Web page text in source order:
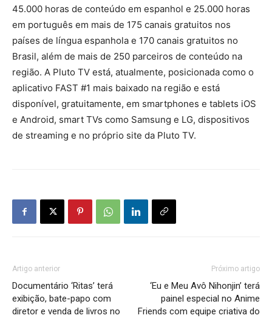
45.000 horas de conteúdo em espanhol e 25.000 horas
em português em mais de 175 canais gratuitos nos
países de língua espanhola e 170 canais gratuitos no
Brasil, além de mais de 250 parceiros de conteúdo na
região. A Pluto TV está, atualmente, posicionada como o
aplicativo FAST #1 mais baixado na região e está
disponível, gratuitamente, em smartphones e tablets iOS
e Android, smart TVs como Samsung e LG, dispositivos
de streaming e no próprio site da Pluto TV.
Artigo anterior
Documentário ‘Ritas’ terá
exibição, bate-papo com
diretor e venda de livros no
Próximo artigo
‘Eu e Meu Avô Nihonjin’ terá
painel especial no Anime
Friends com equipe criativa do